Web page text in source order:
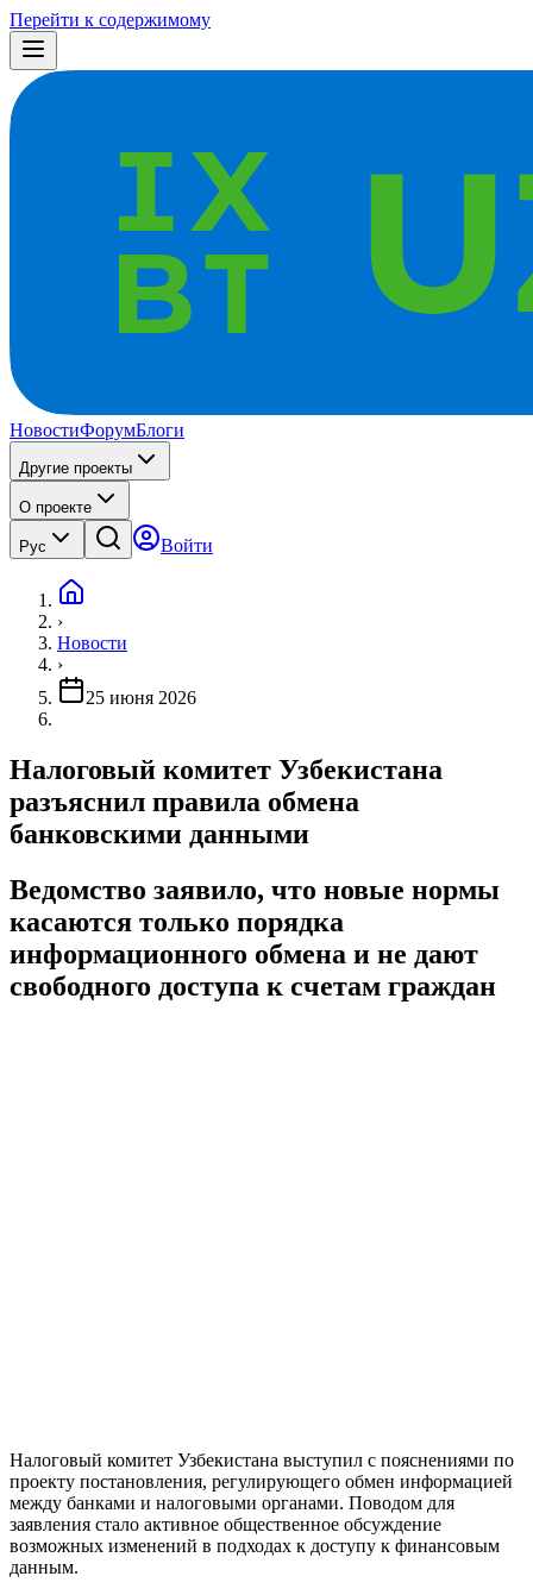
Перейти к содержимому
НовостиФорумБлоги
Другие проекты
О проекте
Рус Войти
›
Новости
›
25 июня 2026
Налоговый комитет Узбекистана
разъяснил правила обмена
банковскими данными
Ведомство заявило, что новые нормы
касаются только порядка
информационного обмена и не дают
свободного доступа к счетам граждан
Налоговый комитет Узбекистана выступил с пояснениями по
проекту постановления, регулирующего обмен информацией
между банками и налоговыми органами. Поводом для
заявления стало активное общественное обсуждение
возможных изменений в подходах к доступу к финансовым
данным.